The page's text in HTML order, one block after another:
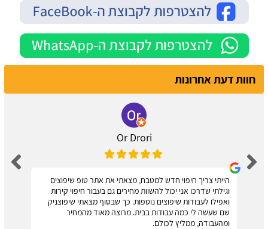
חוות דעת אחרונות
Or Drori
הייתי צריך חיפוי חדש למטבח, מצאתי את אתר טופ שיפוצים
וגילתי שדרכו אני יכול להשוות מחירים גם בעבור חיפוי קירות
ואפילו לעבודות שיפוצים נוספות. כך שבסוף מצאתי שיפוצניק
שם שעשה לי כמה עבודות בבית. מרוצה מאוד מהמחיר
ומהעבודה, ממליץ לכולם.